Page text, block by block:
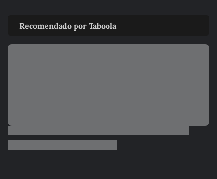
identidade da alta-costura em Paris
MODA
marrom continua a...
Recomendado por Taboola